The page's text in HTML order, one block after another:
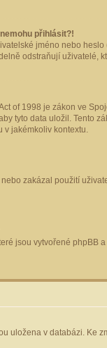
přihlásit?!
jméno nebo
odstraňují uživatelé,
of 1998 je zákon ve
tyto data uložil. Tento
v jakémkoliv kontextu.
zakázal použití
jsou vytvořené
uložena v databázi. Ke